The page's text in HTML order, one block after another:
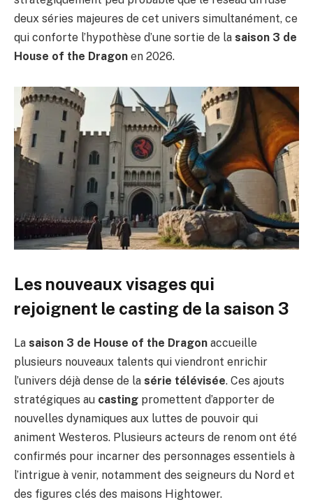
deux séries majeures de cet univers simultanément, ce
qui conforte l’hypothèse d’une sortie de la saison 3 de
House of the Dragon en 2026.
Les nouveaux visages qui
rejoignent le casting de la saison 3
La saison 3 de House of the Dragon accueille
plusieurs nouveaux talents qui viendront enrichir
l’univers déjà dense de la série télévisée. Ces ajouts
stratégiques au casting promettent d’apporter de
nouvelles dynamiques aux luttes de pouvoir qui
animent Westeros. Plusieurs acteurs de renom ont été
confirmés pour incarner des personnages essentiels à
l’intrigue à venir, notamment des seigneurs du Nord et
des figures clés des maisons Hightower.